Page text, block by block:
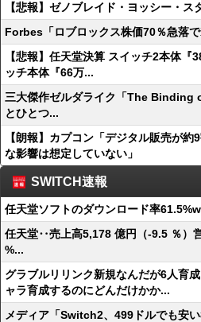
【悲報】ゼノブレイド・ヨッシー・
Forbes「ロブロックス株価70％急落
【悲報】任天堂決算 スイッチ2本体『
ッチ本体『66万...
三大傑作ゼルダライク「The Binding
とひとつ...
【朗報】カプコン「デジタル販売が
な影響は想定していない」
SWITCH速報
任天堂ソフトのダウンロード率
任天堂‥売上高5,178 億円（-9.5 ％）
%...
グラブルリリンク新規なんだが6人育
ャラ育成するのにどんだけかか...
メディア「Switch2、499ドルでも安